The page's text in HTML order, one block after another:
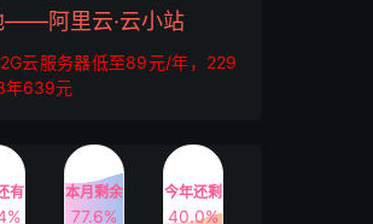
——阿里云·云小站
云服务器低至89元/年，229
年639元
有 本月剩余
77.6%
今年还剩
40.0%